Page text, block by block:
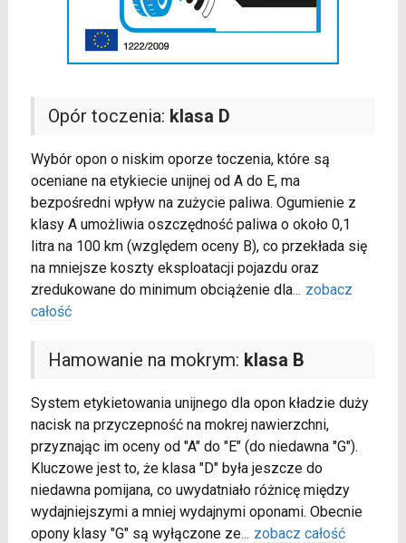
Opór toczenia: klasa D
Wybór opon o niskim oporze toczenia, które są
oceniane na etykiecie unijnej od A do E, ma
bezpośredni wpływ na zużycie paliwa. Ogumienie z
klasy A umożliwia oszczędność paliwa o około 0,1
litra na 100 km (względem oceny B), co przekłada się
na mniejsze koszty eksploatacji pojazdu oraz
zredukowane do minimum obciążenie dla... zobacz
całość
Hamowanie na mokrym: klasa B
System etykietowania unijnego dla opon kładzie duży
nacisk na przyczepność na mokrej nawierzchni,
przyznając im oceny od "A" do "E" (do niedawna "G").
Kluczowe jest to, że klasa "D" była jeszcze do
niedawna pomijana, co uwydatniało różnicę między
wydajniejszymi a mniej wydajnymi oponami. Obecnie
opony klasy "G" są wyłączone ze... zobacz całość